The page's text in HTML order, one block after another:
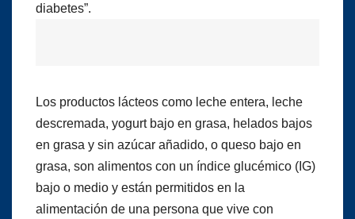
diabetes”.
Los productos lácteos como leche entera, leche
descremada, yogurt bajo en grasa, helados bajos
en grasa y sin azúcar añadido, o queso bajo en
grasa, son alimentos con un índice glucémico (IG)
bajo o medio y están permitidos en la
alimentación de una persona que vive con